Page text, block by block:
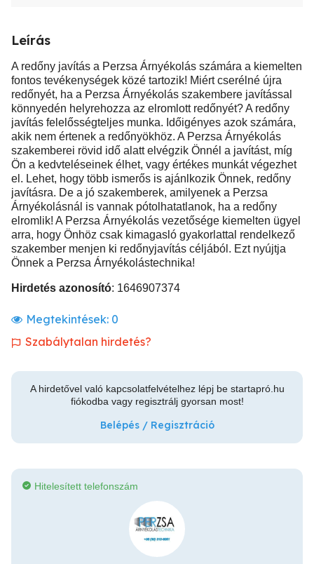
Leírás
A redőny javítás a Perzsa Árnyékolás számára a kiemelten
fontos tevékenységek közé tartozik! Miért cserélné újra
redőnyét, ha a Perzsa Árnyékolás szakembere javítással
könnyedén helyrehozza az elromlott redőnyét? A redőny
javítás felelősségteljes munka. Időigényes azok számára,
akik nem értenek a redőnyökhöz. A Perzsa Árnyékolás
szakemberei rövid idő alatt elvégzik Önnél a javítást, míg
Ön a kedvteléseinek élhet, vagy értékes munkát végezhet
el. Lehet, hogy több ismerős is ajánlkozik Önnek, redőny
javításra. De a jó szakemberek, amilyenek a Perzsa
Árnyékolásnál is vannak pótolhatatlanok, ha a redőny
elromlik! A Perzsa Árnyékolás vezetősége kiemelten ügyel
arra, hogy Önhöz csak kimagasló gyakorlattal rendelkező
szakember menjen ki redőnyjavítás céljából. Ezt nyújtja
Önnek a Perzsa Árnyékolástechnika!
Hirdetés azonosító: 1646907374
Megtekintések: 0
Szabálytalan hirdetés?
A hirdetővel való kapcsolatfelvételhez lépj be startapró.hu
fiókodba vagy regisztrálj gyorsan most!
Belépés / Regisztráció
Hitelesített telefonszám